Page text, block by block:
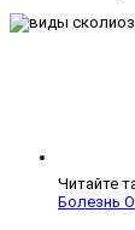
Читайте
Болезнь